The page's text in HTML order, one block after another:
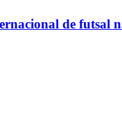
de futsal